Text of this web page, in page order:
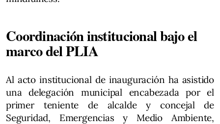
Coordinación institucional bajo el
marco del PLIA
Al acto institucional de inauguración ha asistido
una delegación municipal encabezada por el
primer teniente de alcalde y concejal de
Seguridad, Emergencias y Medio Ambiente,